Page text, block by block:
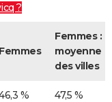
?
Femmes
Femmes :
moyenne
des villes
% 47,5 %